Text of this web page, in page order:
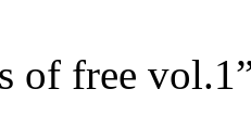
of free